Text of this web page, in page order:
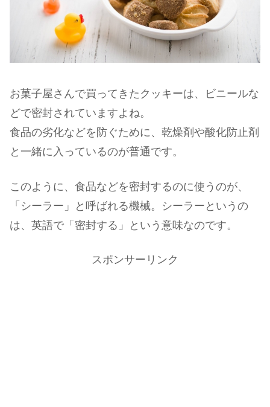
お菓子屋さんで買ってきたクッキーは、ビニールな
どで密封されていますよね。
食品の劣化などを防ぐために、乾燥剤や酸化防止剤
と一緒に入っているのが普通です。
このように、食品などを密封するのに使うのが、
「シーラー」と呼ばれる機械。シーラーというの
は、英語で「密封する」という意味なのです。
スポンサーリンク